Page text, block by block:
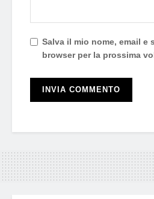
Salva il mio nome, email e
browser per la prossima